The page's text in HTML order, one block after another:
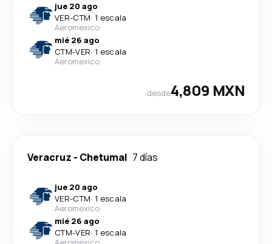
jue 20 ago
VER-CTM· 1 escala
Aeromexico
mié 26 ago
CTM-VER· 1 escala
Aeromexico
desde4,809 MXN
Veracruz - Chetumal 7 días
jue 20 ago
VER-CTM· 1 escala
Aeromexico
mié 26 ago
CTM-VER· 1 escala